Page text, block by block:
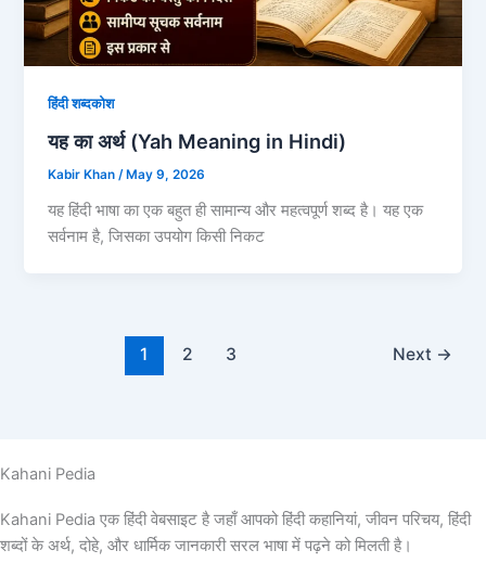
हिंदी शब्दकोश
यह का अर्थ (Yah Meaning in Hindi)
Kabir Khan/May 9, 2026
यह हिंदी भाषा का एक बहुत ही सामान्य और महत्वपूर्ण शब्द है। यह एक
सर्वनाम है, जिसका उपयोग किसी निकट
1 2 3 Next →
Kahani Pedia
Kahani Pedia एक हिंदी वेबसाइट है जहाँ आपको हिंदी कहानियां, जीवन परिचय, हिंदी
शब्दों के अर्थ, दोहे, और धार्मिक जानकारी सरल भाषा में पढ़ने को मिलती है।